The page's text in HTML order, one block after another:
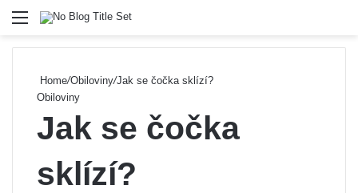
Menu
Home/Obiloviny/Jak se čočka sklízí?
Obiloviny
Jak se čočka
sklízí?